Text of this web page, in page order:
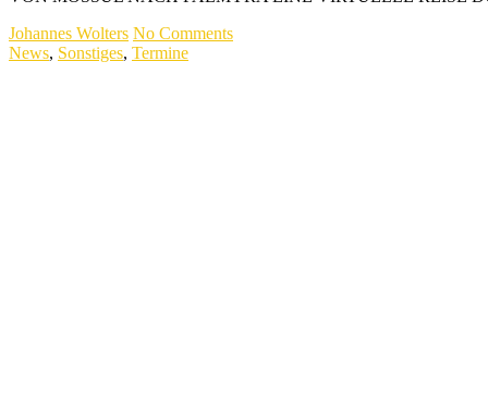
Johannes Wolters No Comments
News, Sonstiges, Termine